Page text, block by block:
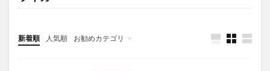
新着順 人気順 お勧めカテゴリ
ブログ作成